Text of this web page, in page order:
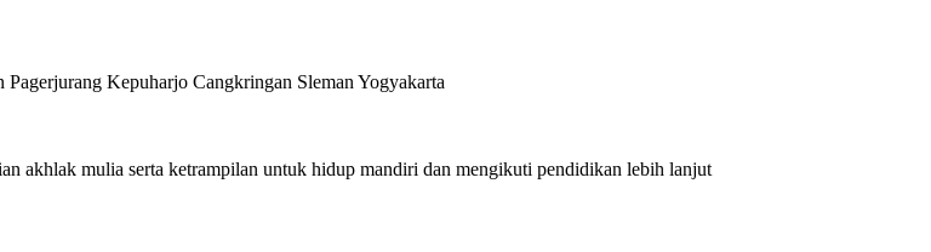
Kepuharjo Cangkringan Sleman Yogyakarta
akhlak mulia serta ketrampilan untuk hidup mandiri dan mengikuti pendidikan lebih lanjut